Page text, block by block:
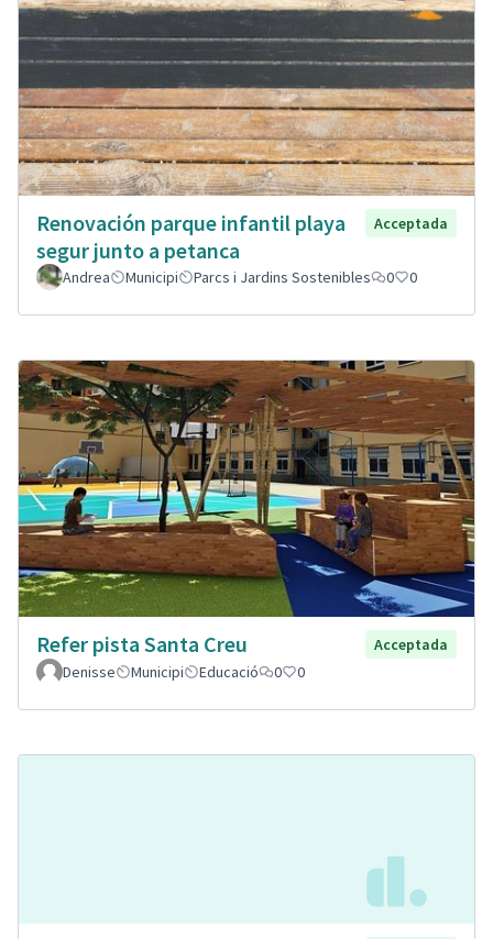
Renovación parque infantil playa
segur junto a petanca
Acceptada
Andrea Municipi Parcs i Jardins Sostenibles 0 0
Refer pista Santa Creu
Acceptada
Denisse
Municipi Educació 0 0